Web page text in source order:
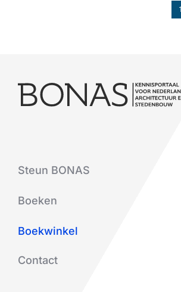
1
Steun BONAS
Boeken
Boekwinkel
Contact